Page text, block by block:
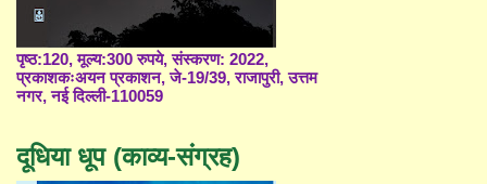
पृष्ठ:120, मूल्य:300 रुपये, संस्करण: 2022,
प्रकाशकःअयन प्रकाशन, जे-19/39, राजापुरी, उत्तम
नगर, नई दिल्ली-110059
दूधिया धूप (काव्य-संग्रह)